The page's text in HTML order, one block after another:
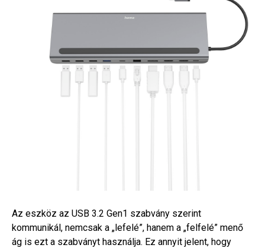
Az eszköz az USB 3.2 Gen1 szabvány szerint
kommunikál, nemcsak a „lefelé”, hanem a „felfelé” menő
ág is ezt a szabványt használja. Ez annyit jelent, hogy